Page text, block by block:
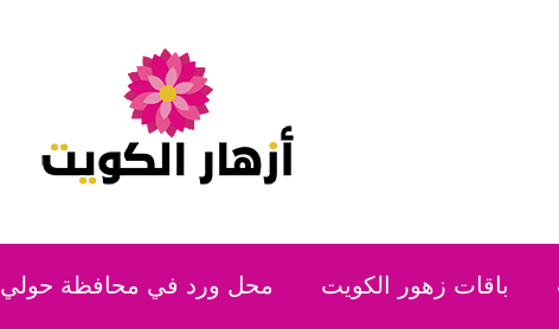
باقات زهور الكويت محل ورد في محافظة حولي